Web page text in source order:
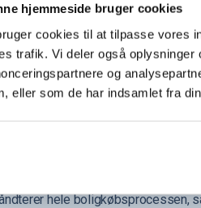
hjemmeside bruger cookies
cookies til at tilpasse vores
trafik. Vi deler også oplysninger
og
eller som de har indsamlet fra
samlet
bedste finansieringsløsning og
i landet du ønsker at købe.
hele boligkøbsprocessen,